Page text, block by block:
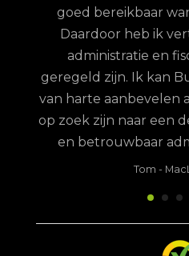
goed bereikbaar
Daardoor heb ik
administratie en
geregeld zijn. Ik kan
van harte aanbevelen
op zoek zijn naar een
en betrouwbaar
Tom -